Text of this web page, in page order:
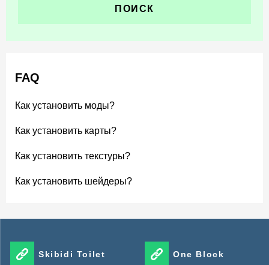
FAQ
Как установить моды?
Как установить карты?
Как установить текстуры?
Как установить шейдеры?
Skibidi Toilet One Block